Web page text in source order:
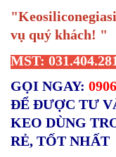
vụ quý khách! "
MST:
GỌI NGAY:
ĐỂ ĐƯỢC TƯ
KEO DÙNG
RẺ, TỐT NHẤT